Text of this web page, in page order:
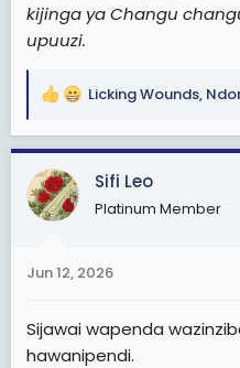
kijinga ya Changu
upuuzi.
R
a
c
t
i
s
Licking Wounds,
Sifi Leo
Platinum Member
Jun 12, 2026
Sijawai wapenda
hawanipendi.